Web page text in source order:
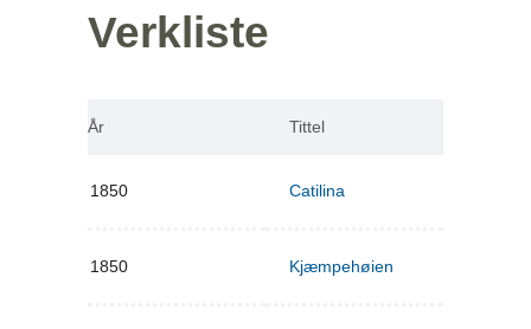
Verkliste
År Tittel
1850 Catilina
1850 Kjæmpehøien